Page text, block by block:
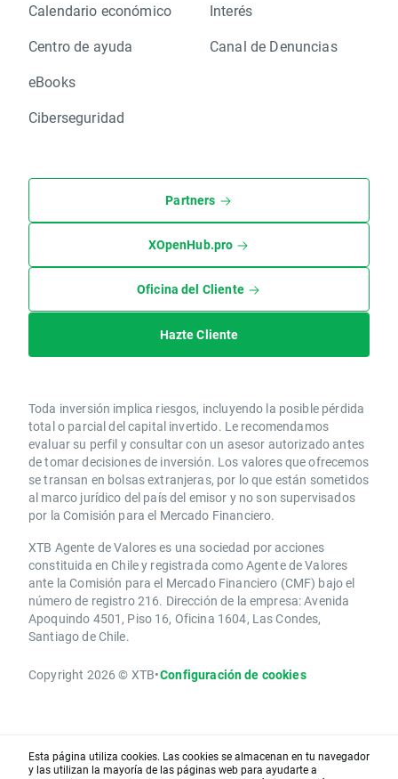
Calendario económico
Centro de ayuda
eBooks
Ciberseguridad
Interés
Canal de Denuncias
Partners
XOpenHub.pro
Oficina del Cliente
Hazte Cliente
Toda inversión implica riesgos, incluyendo la posible pérdida
total o parcial del capital invertido. Le recomendamos
evaluar su perfil y consultar con un asesor autorizado antes
de tomar decisiones de inversión. Los valores que ofrecemos
se transan en bolsas extranjeras, por lo que están sometidos
al marco jurídico del país del emisor y no son supervisados
por la Comisión para el Mercado Financiero.
XTB Agente de Valores es una sociedad por acciones
constituida en Chile y registrada como Agente de Valores
ante la Comisión para el Mercado Financiero (CMF) bajo el
número de registro 216. Dirección de la empresa: Avenida
Apoquindo 4501, Piso 16, Oficina 1604, Las Condes,
Santiago de Chile.
Copyright 2026 © XTB•Configuración de cookies
Esta página utiliza cookies. Las cookies se almacenan en tu navegador
y las utilizan la mayoría de las páginas web para ayudarte a